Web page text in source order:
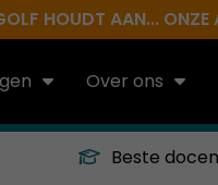
HOUDT AAN...
Over ons
Beste